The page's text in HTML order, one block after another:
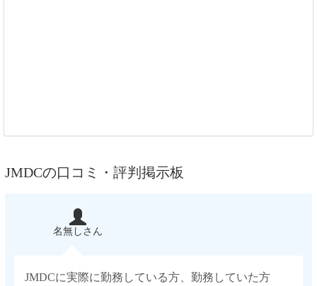
JMDCの口コミ・評判掲示板
名無しさん
JMDCに実際に勤務している方、勤務していた方